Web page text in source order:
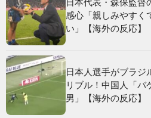
日本代表・森保監督
感心「親しみやすく
い」【海外の反応】
日本人選手がブラジ
リブル！中国人「バ
男」【海外の反応】